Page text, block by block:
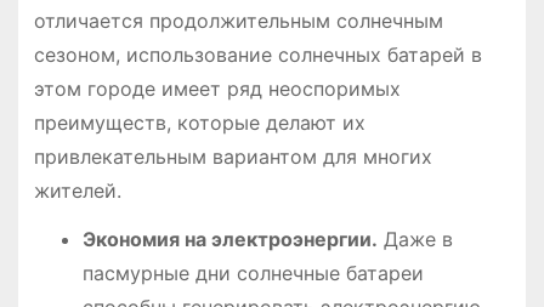
отличается продолжительным солнечным
сезоном, использование солнечных батарей в
этом городе имеет ряд неоспоримых
преимуществ, которые делают их
привлекательным вариантом для многих
жителей.
Экономия на электроэнергии. Даже в
пасмурные дни солнечные батареи